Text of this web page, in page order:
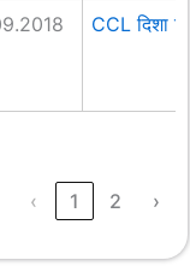
CCL दिशा
‹ 1 2 ›